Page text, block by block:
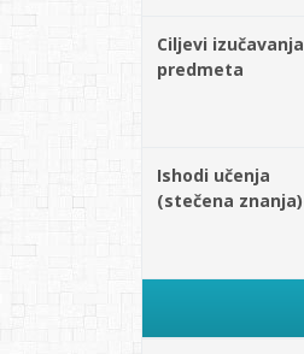
Ciljevi izučavanja
predmeta
Ishodi učenja
(stečena znanja)